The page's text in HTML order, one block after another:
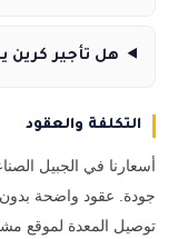
هل تأجير
التكلفة والعقود
أسعارنا في الجبيل
جودة. عقود واضحة
توصيل المعدة لموقع